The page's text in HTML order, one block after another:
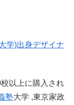
学)出身デザイナ
以上に購入され
塾大学 ,東京家政